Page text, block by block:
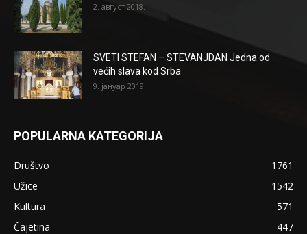
2. август 2018.
SVETI STEFAN – STEVANJDAN Jedna od
većih slava kod Srba
9. јануар 2019.
POPULARNA KATEGORIJA
Društvo
1761
Užice
1542
Kultura
571
Čajetina
447